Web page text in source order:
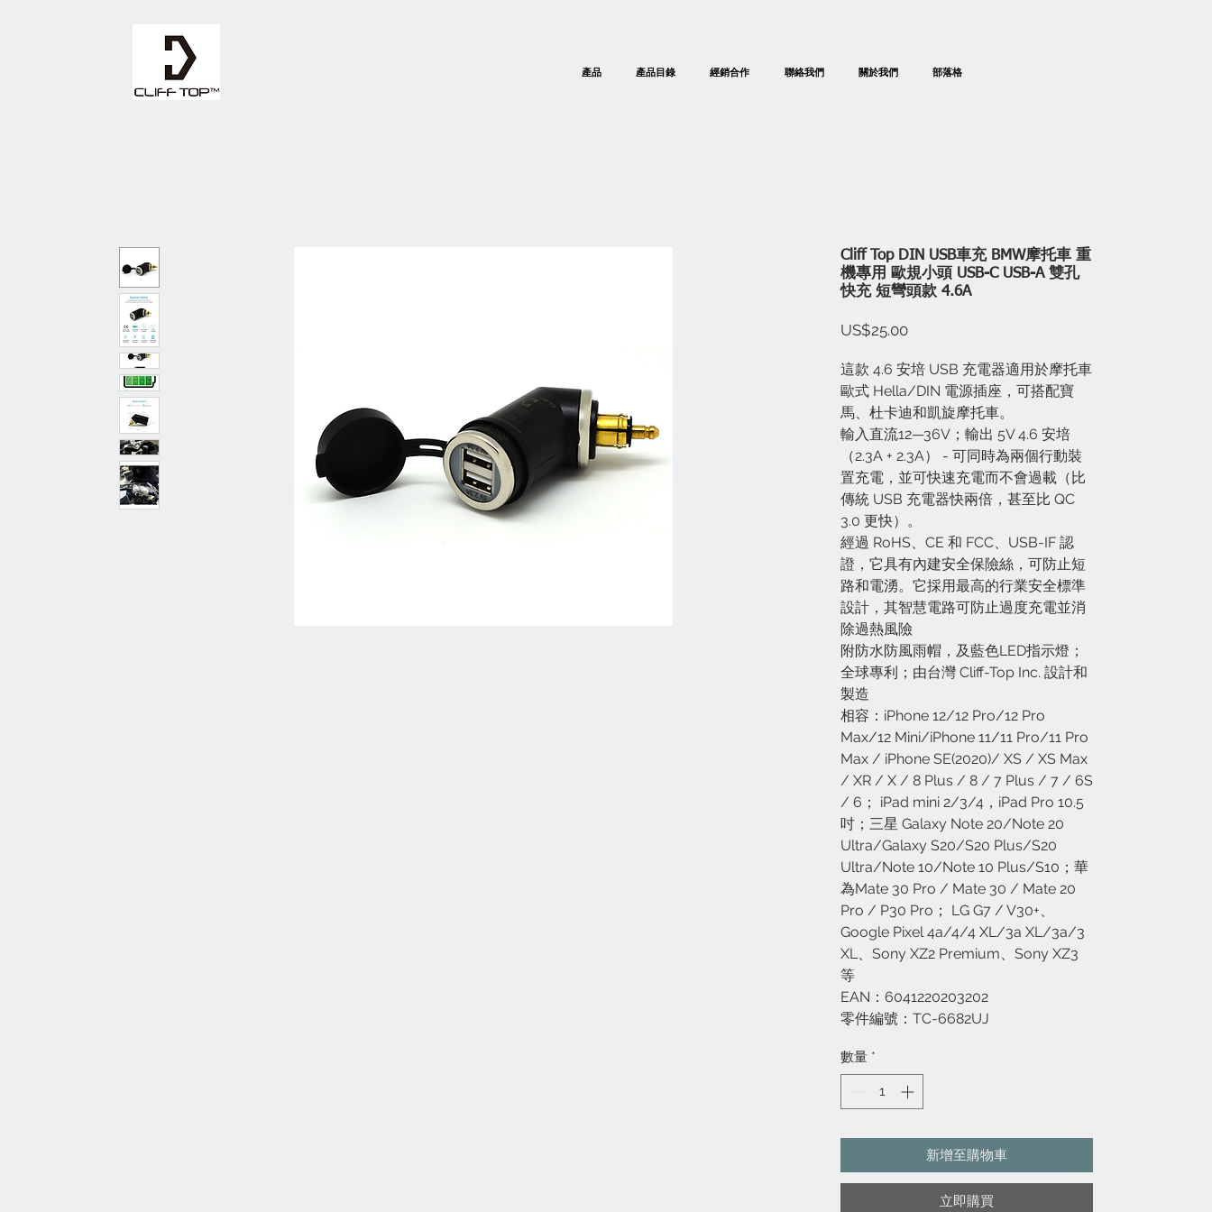
產品 產品目錄 經銷合作 聯絡我們 關於我們 部落格
Cliff Top DIN USB車充 BMW摩托車 重
機專用 歐規小頭 USB-C USB-A 雙孔
快充 短彎頭款 4.6A
US$25.00價
這款 4.6 安培 USB 充電器適用於摩托車
歐式 Hella/DIN 電源插座，可搭配寶
馬、杜卡迪和凱旋摩托車。
輸入直流12—36V；輸出 5V 4.6 安培
（2.3A + 2.3A） - 可同時為兩個行動裝
置充電，並可快速充電而不會過載（比
傳統 USB 充電器快兩倍，甚至比 QC
3.0 更快）。
經過 RoHS、CE 和 FCC、USB-IF 認
證，它具有內建安全保險絲，可防止短
路和電湧。它採用最高的行業安全標準
設計，其智慧電路可防止過度充電並消
除過熱風險
附防水防風雨帽，及藍色LED指示燈；
全球專利；由台灣 Cliff-Top Inc. 設計和
製造
相容：iPhone 12/12 Pro/12 Pro
Max/12 Mini/iPhone 11/11 Pro/11 Pro
Max / iPhone SE(2020)/ XS / XS Max
/ XR / X / 8 Plus / 8 / 7 Plus / 7 / 6S
/ 6； iPad mini 2/3/4，iPad Pro 10.5
吋；三星 Galaxy Note 20/Note 20
Ultra/Galaxy S20/S20 Plus/S20
Ultra/Note 10/Note 10 Plus/S10；華
為Mate 30 Pro / Mate 30 / Mate 20
Pro / P30 Pro； LG G7 / V30+、
Google Pixel 4a/4/4 XL/3a XL/3a/3
XL、Sony XZ2 Premium、Sony XZ3
等
EAN：6041220203202
零件編號：TC-6682UJ
數量 *
新增至購物車
立即購買